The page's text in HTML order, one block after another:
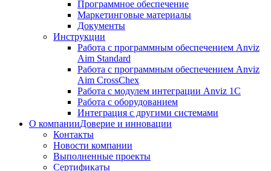
Программное обеспечение
Маркетинговые материалы
Документы
Инструкции
Работа с программным обеспечением Anviz
Aim Standard
Работа с программным обеспечением Anviz
Aim CrossChex
Работа с модулем интеграции Anviz 1C
Работа с оборудованием
Интеграция с другими системами
О компанииДоверие и инновации
Контакты
Новости компании
Выполненные проекты
Сертификаты